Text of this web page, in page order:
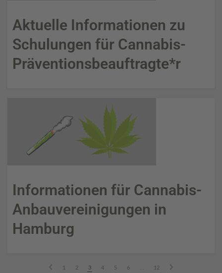
Aktuelle Informationen zu
Schulungen für Cannabis-
Präventions­beauftragte*r
Informationen für Cannabis-
Anbauvereinigungen in
Hamburg
1 2 3 4 5 6 12